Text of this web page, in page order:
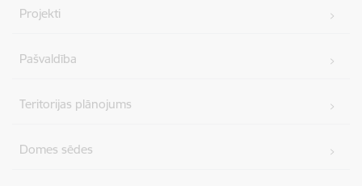
Projekti
Pašvaldība
Teritorijas plānojums
Domes sēdes